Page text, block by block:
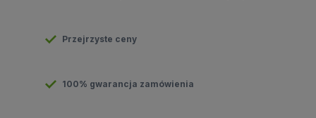
Przejrzyste ceny
100% gwarancja zamówienia